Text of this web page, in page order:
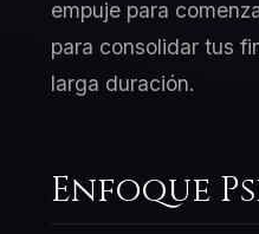
empuje para
para consolidar tus
larga duración.
Enfoque